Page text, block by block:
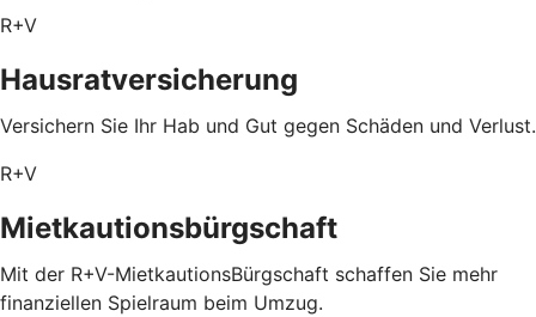
R+V
Hausratversicherung
Versichern Sie Ihr Hab und Gut gegen Schäden und Verlust.
R+V
Mietkautionsbürgschaft
Mit der R+V-MietkautionsBürgschaft schaffen Sie mehr
finanziellen Spielraum beim Umzug.